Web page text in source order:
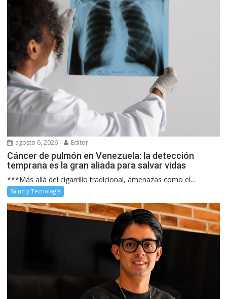
agosto 6, 2026 Editor
Cáncer de pulmón en Venezuela: la detección
temprana es la gran aliada para salvar vidas
***Más allá del cigarrillo tradicional, amenazas como el...
Salud y Tecnología